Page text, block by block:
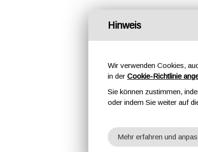
Hinweis
Wir verwenden Cookies,
in der Cookie-Richtlinie
Sie können zustimmen,
oder indem Sie weiter auf
Mehr erfahren und